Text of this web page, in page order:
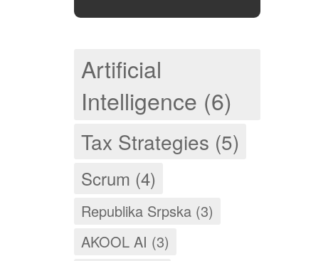
Artificial
Intelligence (6)
Tax Strategies (5)
Scrum (4)
Republika Srpska (3)
AKOOL AI (3)